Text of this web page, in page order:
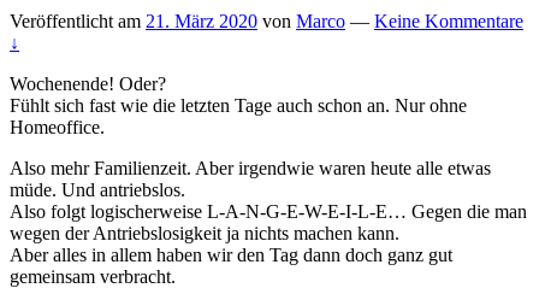
Veröffentlicht am 21. März 2020 von Marco — Keine Kommentare
↓
Wochenende! Oder?
Fühlt sich fast wie die letzten Tage auch schon an. Nur ohne
Homeoffice.
Also mehr Familienzeit. Aber irgendwie waren heute alle etwas
müde. Und antriebslos.
Also folgt logischerweise L-A-N-G-E-W-E-I-L-E… Gegen die man
wegen der Antriebslosigkeit ja nichts machen kann.
Aber alles in allem haben wir den Tag dann doch ganz gut
gemeinsam verbracht.